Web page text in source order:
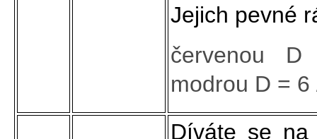
Jejich pevné
červenou
modrou D =
Díváte se